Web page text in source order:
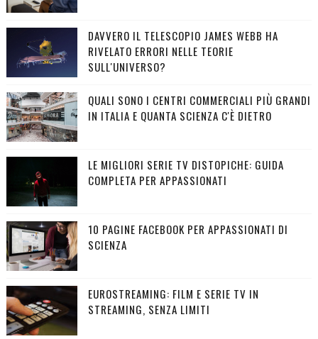
DAVVERO IL TELESCOPIO JAMES WEBB HA
RIVELATO ERRORI NELLE TEORIE
SULL'UNIVERSO?
QUALI SONO I CENTRI COMMERCIALI PIÙ GRANDI
IN ITALIA E QUANTA SCIENZA C'È DIETRO
LE MIGLIORI SERIE TV DISTOPICHE: GUIDA
COMPLETA PER APPASSIONATI
10 PAGINE FACEBOOK PER APPASSIONATI DI
SCIENZA
EUROSTREAMING: FILM E SERIE TV IN
STREAMING, SENZA LIMITI